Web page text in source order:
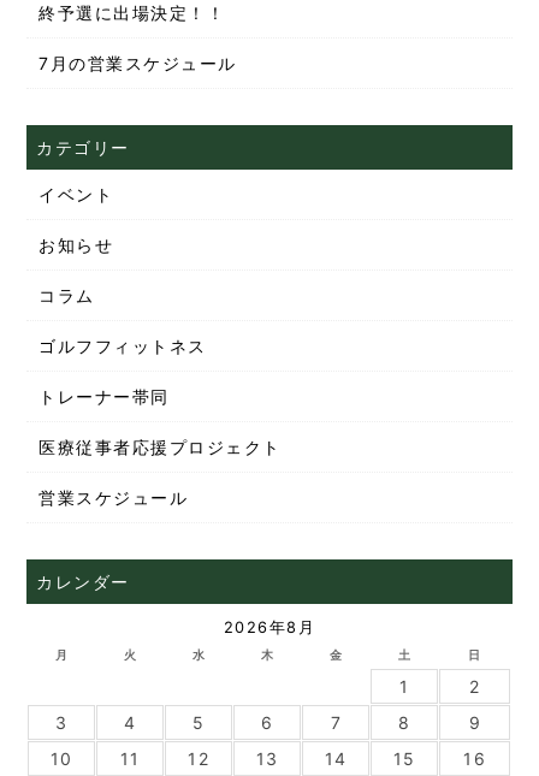
終予選に出場決定！！
7月の営業スケジュール
カテゴリー
イベント
お知らせ
コラム
ゴルフフィットネス
トレーナー帯同
医療従事者応援プロジェクト
営業スケジュール
カレンダー
2026年8月
月 火 水 木 金 土 日
1
2
3
4 5 6 7 8
9
10
11 12 13 14 15
16